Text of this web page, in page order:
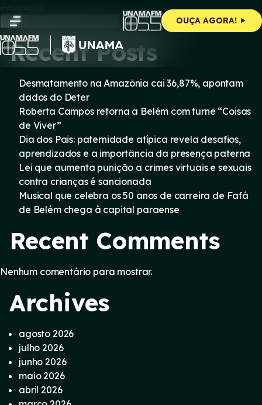
content
OUÇA AGORA!
Pesquisar
Pesquisar
Recent Posts
Desmatamento na Amazônia cai 36,87%, apontam
dados do Deter
Roberta Campos retorna a Belém com turnê “Coisas
de Viver”
Dia dos Pais: paternidade atípica revela desafios,
aprendizados e a importância da presença paterna
Lei que aumenta punição a crimes virtuais e sexuais
contra crianças é sancionada
Musical que celebra os 50 anos de carreira de Fafá
de Belém chega à capital paraense
Recent Comments
Nenhum comentário para mostrar.
Archives
agosto 2026
julho 2026
junho 2026
maio 2026
abril 2026